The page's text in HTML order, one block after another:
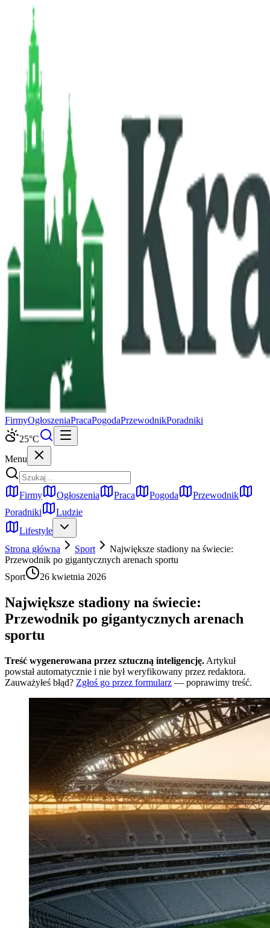
FirmyOgłoszeniaPracaPogodaPrzewodnikPoradniki
25°C
Menu
Firmy Ogłoszenia Praca Pogoda
Przewodnik
Poradniki
Ludzie
Lifestyle
Strona główna
Sport
Największe stadiony na świecie:
Przewodnik po gigantycznych arenach sportu
Sport
26 kwietnia 2026
Największe stadiony na świecie:
Przewodnik po gigantycznych arenach
sportu
Treść wygenerowana przez sztuczną inteligencję. Artykuł
powstał automatycznie i nie był weryfikowany przez redaktora.
Zauważyłeś błąd? Zgłoś go przez formularz — poprawimy treść.